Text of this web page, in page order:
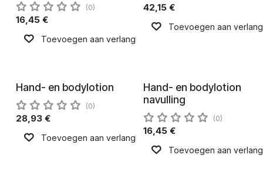
(0)
16,45 €
Toevoegen aan verlanglijst
42,15€
Toevoegen aan
In bespreking3,50€to charity
Hand- en bodylotion
(0)
28,93 €
Toevoegen aan verlanglijst
In bespreking1,99€to charity
Hand- en bodylotion
navulling
(0)
16,45€
Toevoegen aan